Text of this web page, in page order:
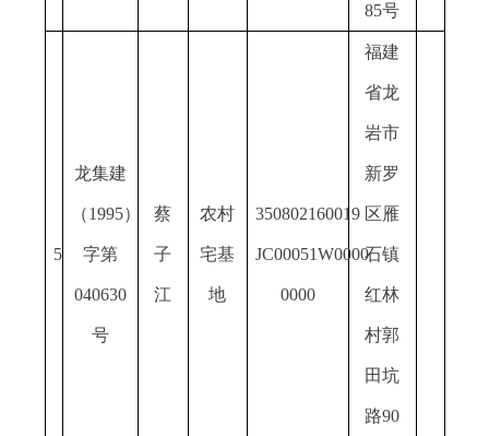
85号
5
龙集建
（1995）
字第
040630
号
蔡
子
江
农村
宅基
地
350802160019
JC00051W0000
0000
福建
省龙
岩市
新罗
区雁
石镇
红林
村郭
田坑
路90